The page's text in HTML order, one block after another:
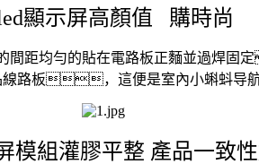
顯示屏高顏值 購時尚
間距均勻的貼在電路板正麵並過焊
線路板，這便是室內小蝌蚪导
模組灌膠平整 產品一致